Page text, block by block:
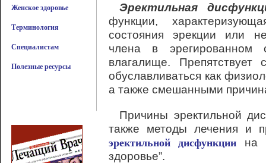
Женское здоровье
Терминология
Специалистам
Полезные ресурсы
Эректильная
функции,
состояния эрекции или
члена в эрегированном
влагалище.
обуславливаться как
а также смешанными
Причины эректильной
также методы лечения и
эректильной дисфункции на
здоровье”.